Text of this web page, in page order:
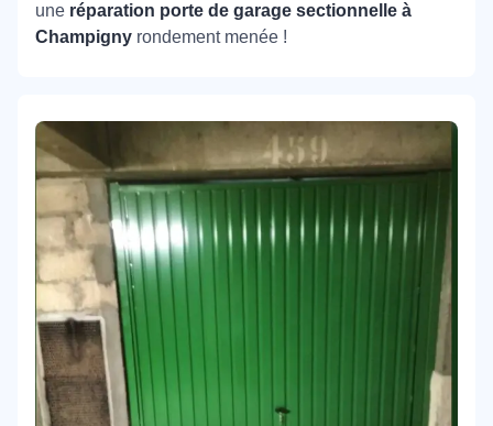
une réparation porte de garage sectionnelle à
Champigny rondement menée !